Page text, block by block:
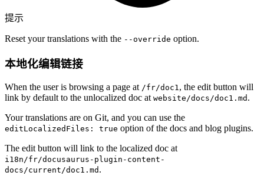
提示
Reset your translations with the --override option.
本地化编辑链接
When the user is browsing a page at /fr/doc1, the edit button will
link by default to the unlocalized doc at website/docs/doc1.md .
Your translations are on Git, and you can use the
editLocalizedFiles: true option of the docs and blog plugins.
The edit button will link to the localized doc at
i18n/fr/docusaurus-plugin-content-
docs/current/doc1.md .